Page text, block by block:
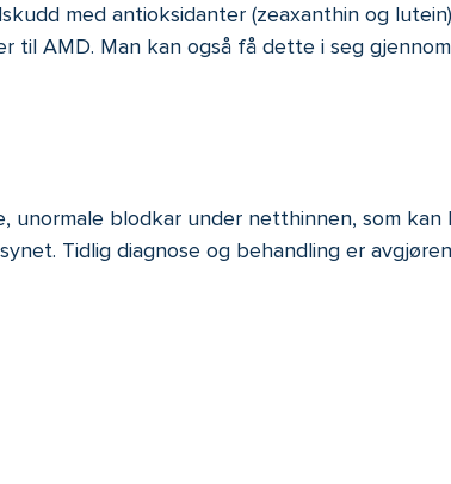
med antioksidanter (zeaxanthin og
AMD. Man kan også få dette i seg
unormale blodkar under netthinnen, som
Tidlig diagnose og behandling er